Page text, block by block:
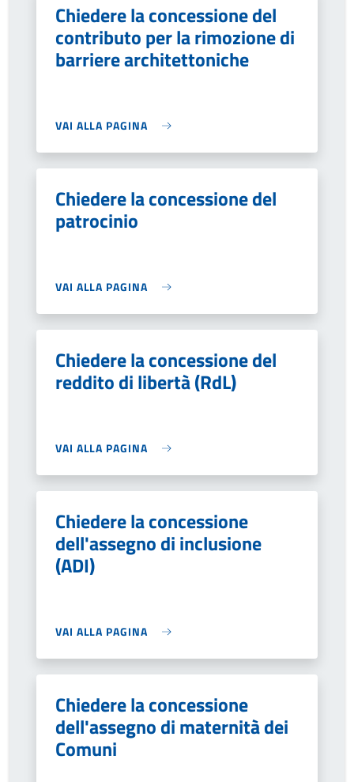
Chiedere la concessione del
contributo per la rimozione di
barriere architettoniche
VAI ALLA PAGINA
Chiedere la concessione del
patrocinio
VAI ALLA PAGINA
Chiedere la concessione del
reddito di libertà (RdL)
VAI ALLA PAGINA
Chiedere la concessione
dell'assegno di inclusione
(ADI)
VAI ALLA PAGINA
Chiedere la concessione
dell'assegno di maternità dei
Comuni